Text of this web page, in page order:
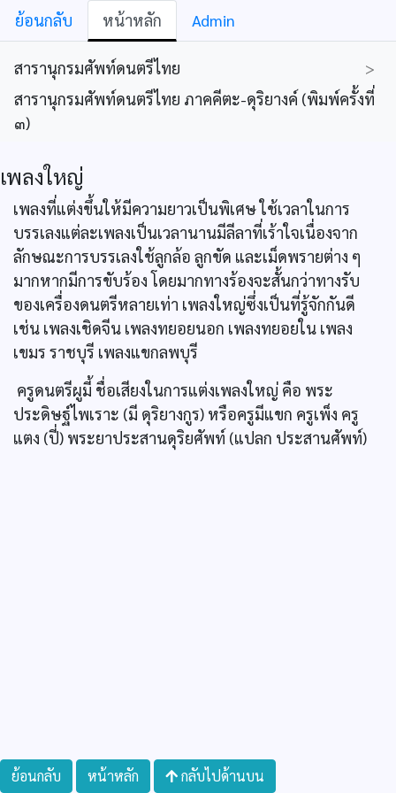
ย้อนกลับ หน้าหลัก Admin
สารานุกรมศัพท์ดนตรีไทย
>
สารานุกรมศัพท์ดนตรีไทย ภาคคีตะ-ดุริยางค์ (พิมพ์ครั้งที่
๓)
เพลงใหญ่
เพลงที่แต่งขึ้นให้มีความยาวเป็นพิเศษ ใช้เวลาในการ
บรรเลงแต่ละเพลงเป็นเวลานานมีลีลาที่เร้าใจเนื่องจาก
ลักษณะการบรรเลงใช้ลูกล้อ ลูกขัด และเม็ดพรายต่าง ๆ
มากหากมีการขับร้อง โดยมากทางร้องจะสั้นกว่าทางรับ
ของเครื่องดนตรีหลายเท่า เพลงใหญ่ซึ่งเป็นที่รู้จักกันดี
เช่น เพลงเชิดจีน เพลงทยอยนอก เพลงทยอยใน เพลง
เขมร ราชบุรี เพลงแขกลพบุรี
ครูดนตรีผูมี้ ชื่อเสียงในการแต่งเพลงใหญ่ คือ พระ
ประดิษฐ์ไพเราะ (มี ดุริยางกูร) หรือครูมีแขก ครูเพ็ง ครู
แตง (ปี่) พระยาประสานดุริยศัพท์ (แปลก ประสานศัพท์)
ย้อนกลับ หน้าหลัก กลับไปด้านบน